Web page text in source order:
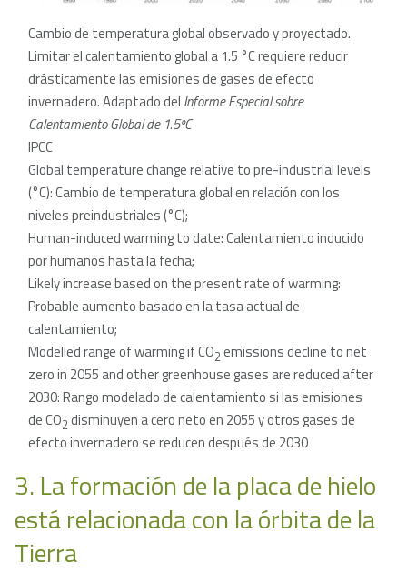
Cambio de temperatura global observado y proyectado.
Limitar el calentamiento global a 1.5 °C requiere reducir
drásticamente las emisiones de gases de efecto
invernadero. Adaptado del Informe Especial sobre
Calentamiento Global de 1.5ºC
IPCC
Global temperature change relative to pre-industrial levels
(°C): Cambio de temperatura global en relación con los
niveles preindustriales (°C);
Human-induced warming to date: Calentamiento inducido
por humanos hasta la fecha;
Likely increase based on the present rate of warming:
Probable aumento basado en la tasa actual de
calentamiento;
Modelled range of warming if CO2emissions decline to net
zero in 2055 and other greenhouse gases are reduced after
2030: Rango modelado de calentamiento si las emisiones
de CO2disminuyen a cero neto en 2055 y otros gases de
efecto invernadero se reducen después de 2030
3. La formación de la placa de hielo
está relacionada con la órbita de la
Tierra